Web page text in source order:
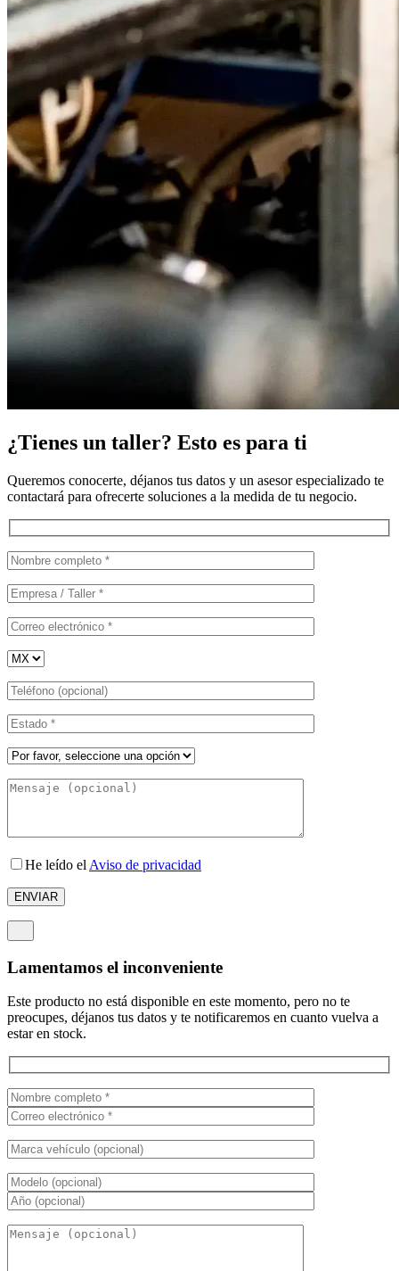
¿Tienes un taller? Esto es para ti
Queremos conocerte, déjanos tus datos y un asesor especializado te
contactará para ofrecerte soluciones a la medida de tu negocio.
He leído el Aviso de privacidad
Lamentamos el inconveniente
Este producto no está disponible en este momento, pero no te
preocupes, déjanos tus datos y te notificaremos en cuanto vuelva a
estar en stock.